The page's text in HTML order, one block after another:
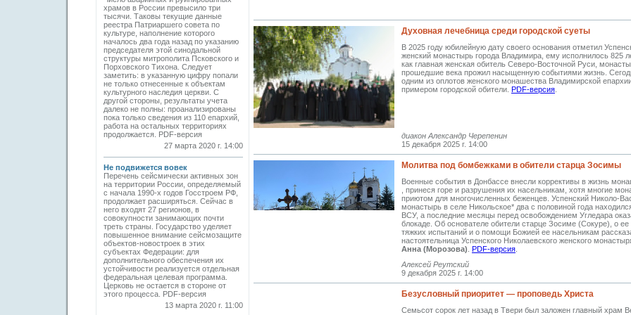
храмов в России превысило три
тысячи. Таковы текущие данные
реестра Патриаршего совета по
культуре, наполнение которого
началось два года назад по указанию
председателя этой синодальной
структуры митрополита Псковского и
Порховского Тихона. Следует
заметить: в указанную цифру попали
не только отнесенные к объектам
культурного наследия церкви. С
другой стороны, результаты учета
далеко не полны: проанализированы
пока только сведения из 110 епархий,
работа на остальных территориях
продолжается. PDF-версия
27 марта 2020 г. 14:00
Не подвижется вовек
Перечень сейсмически активных зон
на территории России, определяемый
с начала 1990-х годов Госстроем РФ,
продолжает расширяться. Сейчас в
него входят 27 регионов, в
совокупности занимающих почти
треть страны. Государство уделяет
повышенное внимание сейсмозащите
объектов-новостроек в этих
субъектах Федерации: для
дополнительного обеспечения их
устойчивости реализуется отдельная
федеральная целевая программа.
Церковь не остается в стороне от
этого процесса. PDF-версия
13 марта 2020 г. 11:00
Духовная лечебница среди городской суеты
В 2025 году юбилейную дату своего основания отметил
женский монастырь города Владимира, ему исполнилось 825
как главная женская обитель Северо-Восточной Руси,
прошедшие века прожил насыщенную событиями жизнь.
одним из оплотов женского монашества Владимирской
примером городской обители. PDF-версия
диакон Александр Черепенин
15 декабря 2025 г. 14:00
Молитва под бомбежками в обители старца Зосимы
Военные события в Донбассе внесли коррективы в жизнь
, принеся горе и разрушения их насельникам, хотя многие
приютом для многочисленных беженцев. Успенский Николо-
монастырь в селе Никольское* два с половиной года
ВСУ, а последние месяцы перед освобождением Угледара
блокаде. Об основателе обители старце Зосиме (Сокуре), о
тяжких испытаний и о помощи Божией ее насельникам
настоятельница Успенского Николаевского женского
Анна (Морозова) PDF-версия
Алексей Реутский
9 декабря 2025 г. 14:00
Безусловный приоритет — проповедь Христа
Семьсот сорок лет назад в Твери был заложен главный храм